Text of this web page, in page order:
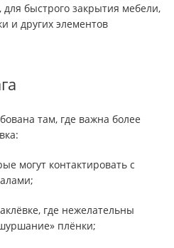
быстрого закрытия мебели,
и других элементов
там, где важна более
могут контактировать с
где нежелательны
плёнки;